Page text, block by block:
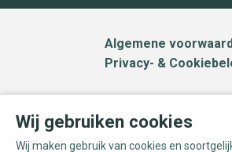
Algemene
Privacy- &
Wij gebruiken cookies
Wij maken gebruik van cookies en